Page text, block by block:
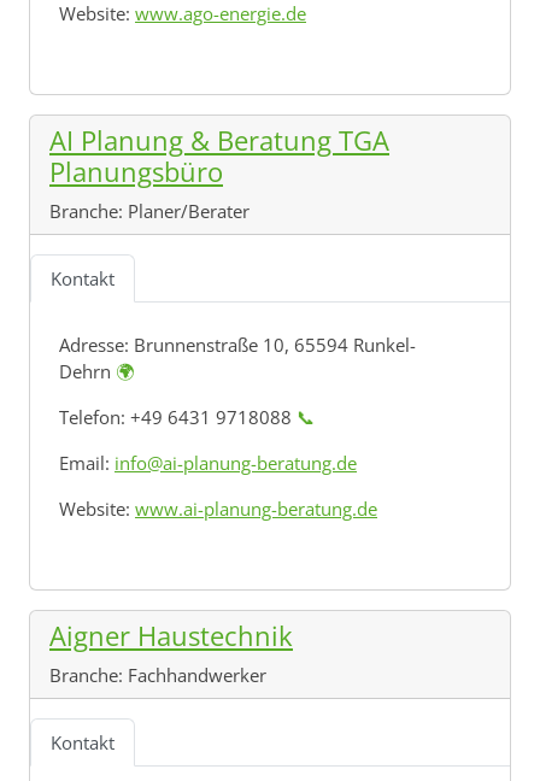
Website: www.ago-energie.de
AI Planung & Beratung TGA
Planungsbüro
Branche: Planer/Berater
Kontakt
Adresse: Brunnenstraße 10, 65594 Runkel-
Dehrn 🌍
Telefon: +49 6431 9718088 📞
Email: info@ai-planung-beratung.de
Website: www.ai-planung-beratung.de
Aigner Haustechnik
Branche: Fachhandwerker
Kontakt